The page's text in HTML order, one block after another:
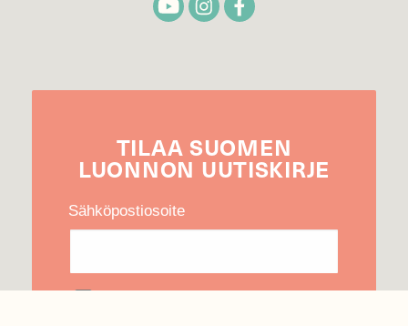
TILAA SUOMEN
LUONNON UUTIS­KIRJE
Sähköpostiosoite